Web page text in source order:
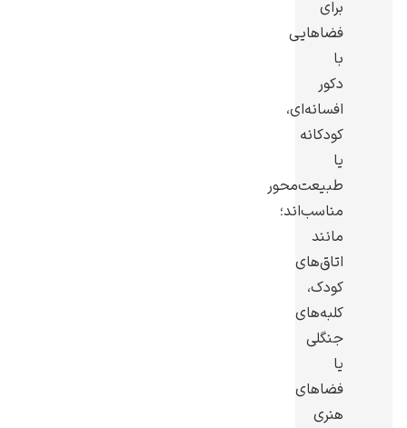
یوهانس فرمیر
برای
فضاهایی
با
دکور
افسانه‌ای،
کودکانه
یا
طبیعت‌محور
مناسب‌اند؛
مانند
اتاق‌های
کودک،
کلبه‌های
جنگلی
یا
فضاهای
هنری